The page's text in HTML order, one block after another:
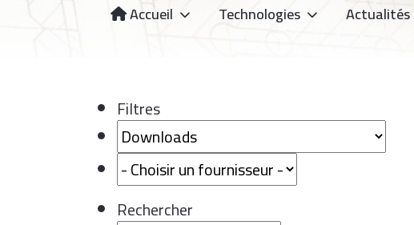
Accueil Technologies Actualités
Filtres
Rechercher